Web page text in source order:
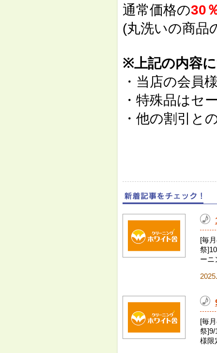
通常価格の30
(丸洗いの商品
※上記の内容
・当店の会員
・特殊品はセ
・他の割引と
[毎
祭
ーニ
[毎
祭]9/
様限